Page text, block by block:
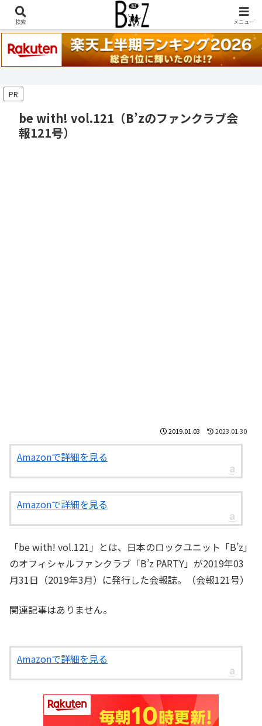
稲葉浩志『en-Zepp』『enⅣ』セトリ一覧はこちら
PR
be with! vol.121（B’zのファンクラブ会
報121号）
2019.01.03 2023.01.30
Amazonで詳細を見る
Amazonで詳細を見る
「be with! vol.121」とは、日本のロックユニット「B’z」
のオフィシャルファンクラブ「B’z PARTY」が2019年03
月31日（2019年3月）に発行した会報誌。（会報121号）
関連記事はありません。
Amazonで詳細を見る
検索 メニュー